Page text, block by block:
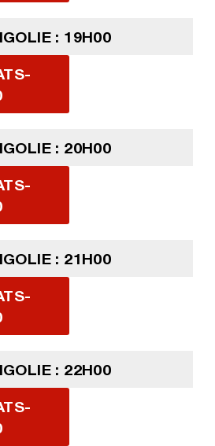
: 19H00
: 20H00
: 21H00
: 22H00